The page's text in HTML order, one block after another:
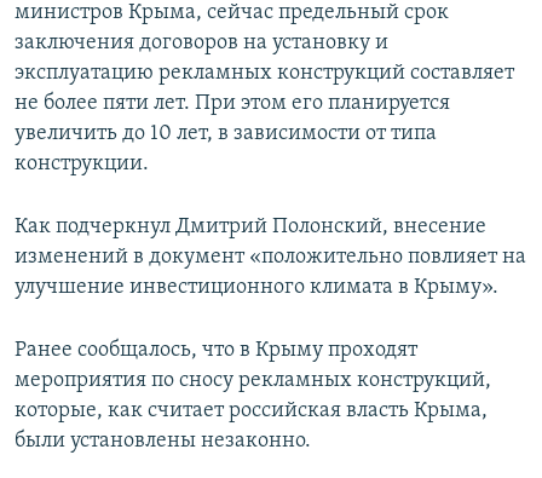
министров Крыма, сейчас предельный срок
заключения договоров на установку и
эксплуатацию рекламных конструкций составляет
не более пяти лет. При этом его планируется
увеличить до 10 лет, в зависимости от типа
конструкции.
Как подчеркнул Дмитрий Полонский, внесение
изменений в документ «положительно повлияет на
улучшение инвестиционного климата в Крыму».
Ранее сообщалось, что в Крыму проходят
мероприятия по сносу рекламных конструкций,
которые, как считает российская власть Крыма,
были установлены незаконно.